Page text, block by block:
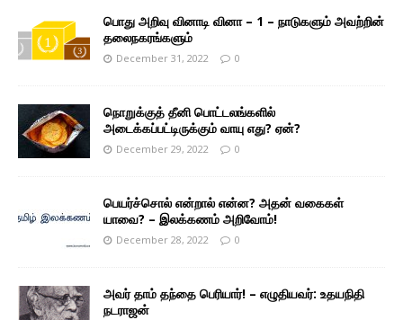
பொது அறிவு வினாடி வினா – 1 – நாடுகளும் அவற்றின்
தலைநகரங்களும்
December 31, 2022 0
நொறுக்குத் தீனி பொட்டலங்களில்
அடைக்கப்பட்டிருக்கும் வாயு எது? ஏன்?
December 29, 2022 0
பெயர்ச்சொல் என்றால் என்ன? அதன் வகைகள்
யாவை? – இலக்கணம் அறிவோம்!
December 28, 2022 0
அவர் தாம் தந்தை பெரியார்! – எழுதியவர்: உதயநிதி
நடராஜன்